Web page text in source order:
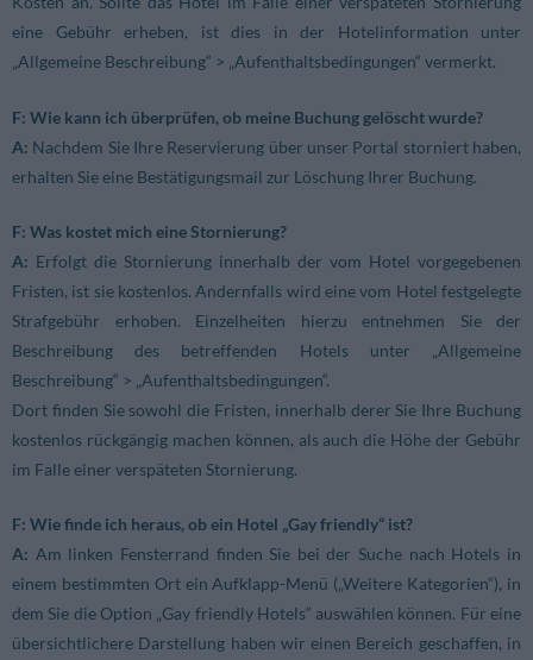
eine Gebühr erheben, ist dies in der Hotelinformation unter
„Allgemeine Beschreibung“ > „Aufenthaltsbedingungen“ vermerkt.
F: Wie kann ich überprüfen, ob meine Buchung gelöscht wurde?
A: Nachdem Sie Ihre Reservierung über unser Portal storniert haben,
erhalten Sie eine Bestätigungsmail zur Löschung Ihrer Buchung.
F: Was kostet mich eine Stornierung?
A: Erfolgt die Stornierung innerhalb der vom Hotel vorgegebenen
Fristen, ist sie kostenlos. Andernfalls wird eine vom Hotel festgelegte
Strafgebühr erhoben. Einzelheiten hierzu entnehmen Sie der
Beschreibung des betreffenden Hotels unter „Allgemeine
Beschreibung“ > „Aufenthaltsbedingungen“.
Dort finden Sie sowohl die Fristen, innerhalb derer Sie Ihre Buchung
kostenlos rückgängig machen können, als auch die Höhe der Gebühr
im Falle einer verspäteten Stornierung.
F: Wie finde ich heraus, ob ein Hotel „Gay friendly“ ist?
A: Am linken Fensterrand finden Sie bei der Suche nach Hotels in
einem bestimmten Ort ein Aufklapp-Menü („Weitere Kategorien“), in
dem Sie die Option „Gay friendly Hotels“ auswählen können. Für eine
übersichtlichere Darstellung haben wir einen Bereich geschaffen, in